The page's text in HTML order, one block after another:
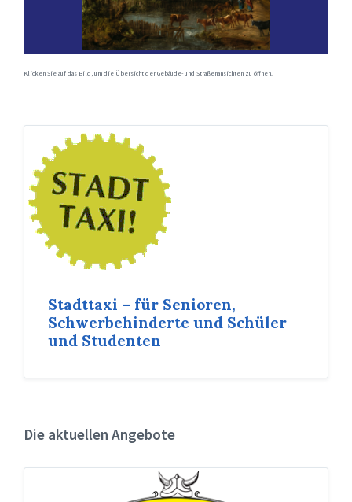
Klicken Sie auf das Bild, um die Übersicht der Gebäude- und Straßenansichten zu öffnen.
Stadttaxi – für Senioren,
Schwerbehinderte und Schüler
und Studenten
Die aktuellen Angebote